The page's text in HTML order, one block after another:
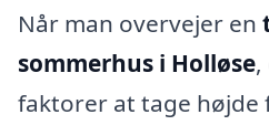
Når man overvejer en
sommerhus i Holløse,
faktorer at tage højde